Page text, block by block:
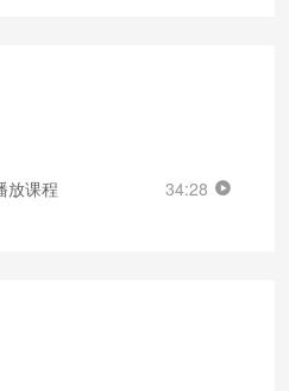
放课程 34:28